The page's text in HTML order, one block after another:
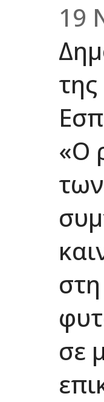
19
της
«Ο
των
στη
σε